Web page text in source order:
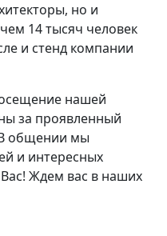
но и
14 тысяч человек
и стенд компании
нашей
за проявленный
общении мы
и интересных
Ждем вас в наших